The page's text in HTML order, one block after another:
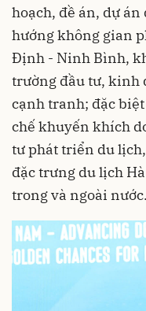
hoạch, đề án, dự
hướng không gian
Định - Ninh Bình,
trường đầu tư, kinh
cạnh tranh; đặc
chế khuyến khích
tư phát triển du
đặc trưng du lịch
trong và ngoài nước.